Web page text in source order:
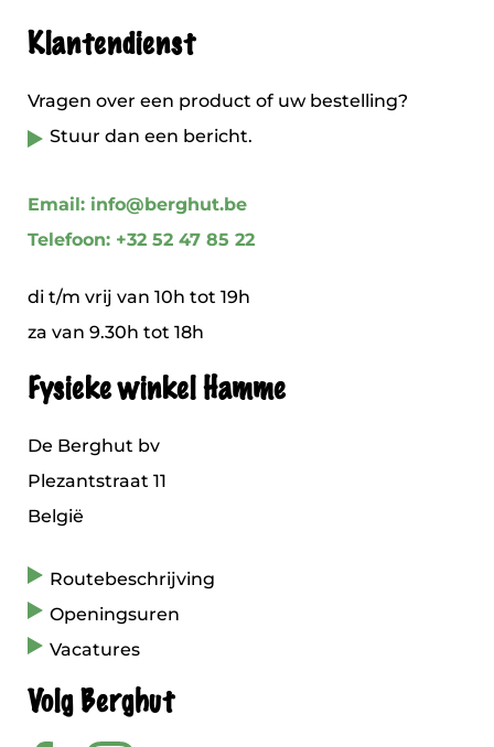
Klantendienst
Vragen over een product of uw bestelling?
Stuur dan een bericht.
Email: info@berghut.be
Telefoon: +32 52 47 85 22
di t/m vrij van 10h tot 19h
za van 9.30h tot 18h
Fysieke winkel Hamme
De Berghut bv
Plezantstraat 11
België
Routebeschrijving
Openingsuren
Vacatures
Volg Berghut